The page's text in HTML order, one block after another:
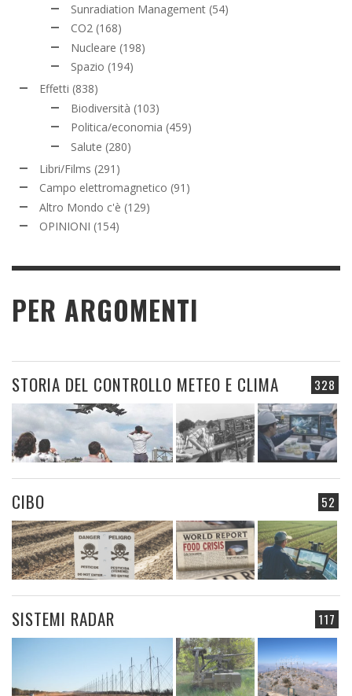
Sunradiation Management (54)
CO2 (168)
Nucleare (198)
Spazio (194)
Effetti (838)
Biodiversità (103)
Politica/economia (459)
Salute (280)
Libri/Films (291)
Campo elettromagnetico (91)
Altro Mondo c'è (129)
OPINIONI (154)
PER ARGOMENTI
328
STORIA DEL CONTROLLO METEO E CLIMA
52
CIBO
117
SISTEMI RADAR